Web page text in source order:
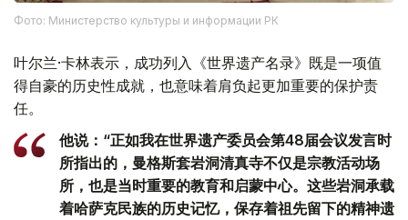
Фото: Министерство культуры и информации РК
叶尔兰·卡林表示，成功列入《世界遗产名录》既是一项值
得自豪的历史性成就，也意味着肩负起更加重要的保护责
任。
他说：“正如我在世界遗产委员会第48届会议发言时
所指出的，曼格斯套岩洞清真寺不仅是宗教活动场
所，也是当时重要的教育和启蒙中心。这些岩洞承载
着哈萨克民族的历史记忆，保存着祖先留下的精神遗